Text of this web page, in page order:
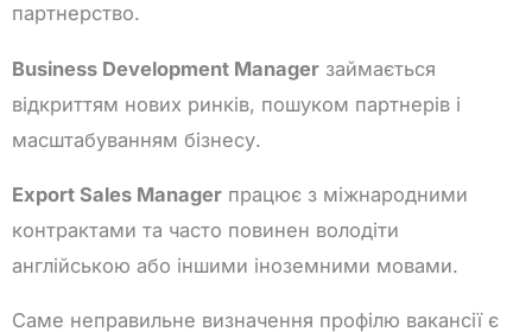
партнерство.
Business Development Manager займається
відкриттям нових ринків, пошуком партнерів і
масштабуванням бізнесу.
Export Sales Manager працює з міжнародними
контрактами та часто повинен володіти
англійською або іншими іноземними мовами.
Саме неправильне визначення профілю вакансії є